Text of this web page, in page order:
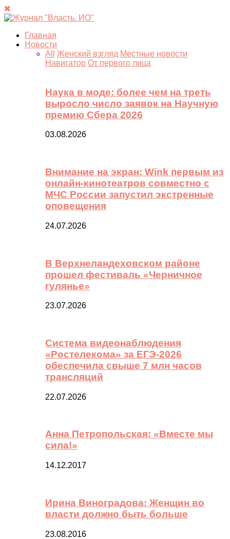
Главная
Новости
All
Женский взгляд Местные новости
Навигатор От первого лица
Наука в моде: более чем на треть
выросло число заявок на Научную
премию Сбера 2026
03.08.2026
Внимание на экран: Wink первым из
онлайн-кинотеатров совместно с
МЧС России запустил экстренные
оповещения
24.07.2026
В Верхнеландеховском районе
прошел фестиваль «Черничное
гулянье»
23.07.2026
Система видеонаблюдения
«Ростелекома» за ЕГЭ-2026
обеспечила свыше 7 млн часов
трансляций
22.07.2026
Анна Петропольская: «Вместе мы
сила!»
14.12.2017
Ирина Виноградова: Женщин во
власти должно быть больше
23.08.2016